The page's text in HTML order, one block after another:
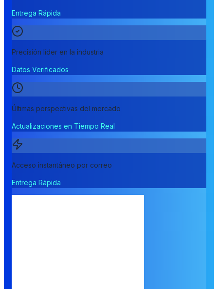
Entrega Rápida
Precisión líder en la industria
Datos Verificados
Últimas perspectivas del mercado
Actualizaciones en Tiempo Real
Acceso instantáneo por correo
Entrega Rápida